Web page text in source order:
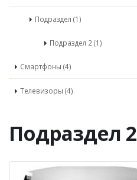
Подраздел (1)
Подраздел 2 (1)
Смартфоны (4)
Телевизоры (4)
Подраздел 2